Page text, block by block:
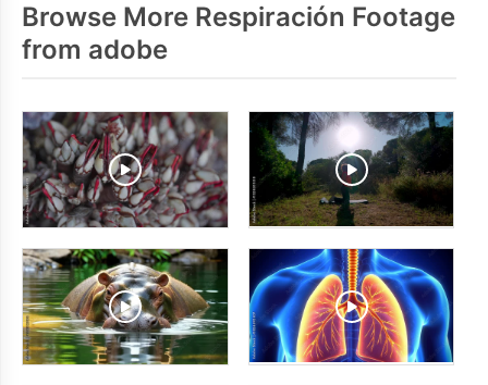
Browse More Respiración Footage
from adobe